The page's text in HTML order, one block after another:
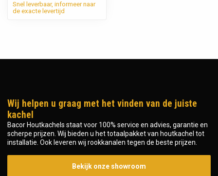
Snel leverbaar, informeer naar
de exacte levertijd
Wij helpen u graag met het vinden van de juiste
kachel
Bacor Houtkachels staat voor 100% service en advies, garantie en
scherpe prijzen. Wij bieden u het totaalpakket van houtkachel tot
installatie. Ook leveren wij rookkanalen tegen de beste prijzen.
Bekijk onze showroom